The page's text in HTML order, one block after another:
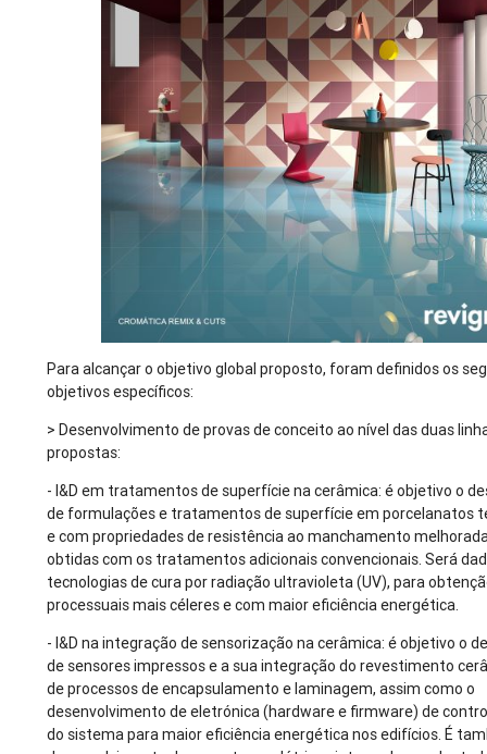
Para alcançar o objetivo global proposto, foram definidos os
objetivos específicos:
> Desenvolvimento de provas de conceito ao nível das duas
propostas:
- I&D em tratamentos de superfície na cerâmica: é objetivo o
de formulações e tratamentos de superfície em porcelanatos
e com propriedades de resistência ao manchamento
obtidas com os tratamentos adicionais convencionais. Será
tecnologias de cura por radiação ultravioleta (UV), para
processuais mais céleres e com maior eficiência energética.
- I&D na integração de sensorização na cerâmica: é objetivo o
de sensores impressos e a sua integração do revestimento
de processos de encapsulamento e laminagem, assim como o
desenvolvimento de eletrónica (hardware e firmware) de
do sistema para maior eficiência energética nos edifícios. É